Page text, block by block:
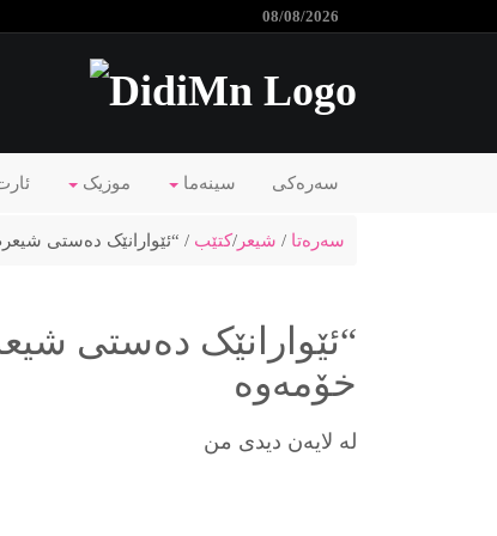
08/08/2026
موزیک سینەما سەرەکی
سەرەتا / شیعر /کتێب / “ئێوارانێک ده‌ستی
“ئێوارانێک ده‌ستی
خۆمه‌وه‌
لە لایەن دیدی من